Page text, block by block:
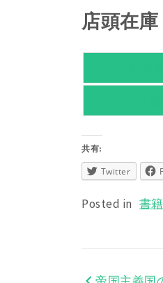
店頭在庫
共有:
Twitter
Posted in 書